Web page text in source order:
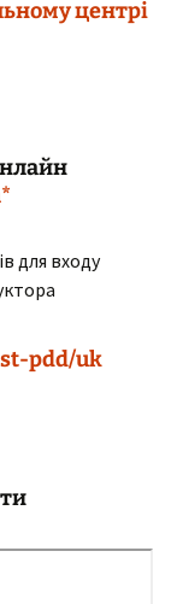
центрі
для входу
pdd/uk